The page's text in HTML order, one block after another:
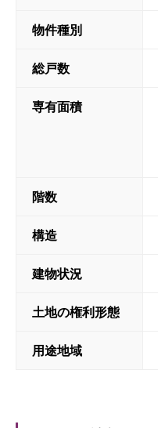
物件種別
総戸数
専有面積
階数
構造
建物状況
土地の権利形態
用途地域